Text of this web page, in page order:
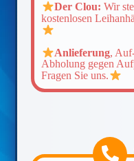
Der Clou: Wir
kostenlosen
Anlieferung,
Abholung gegen
Fragen Sie uns.